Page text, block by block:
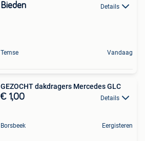
Bieden Details
Temse Vandaag
GEZOCHT dakdragers Mercedes GLC
€ 1,00 Details
Borsbeek Eergisteren